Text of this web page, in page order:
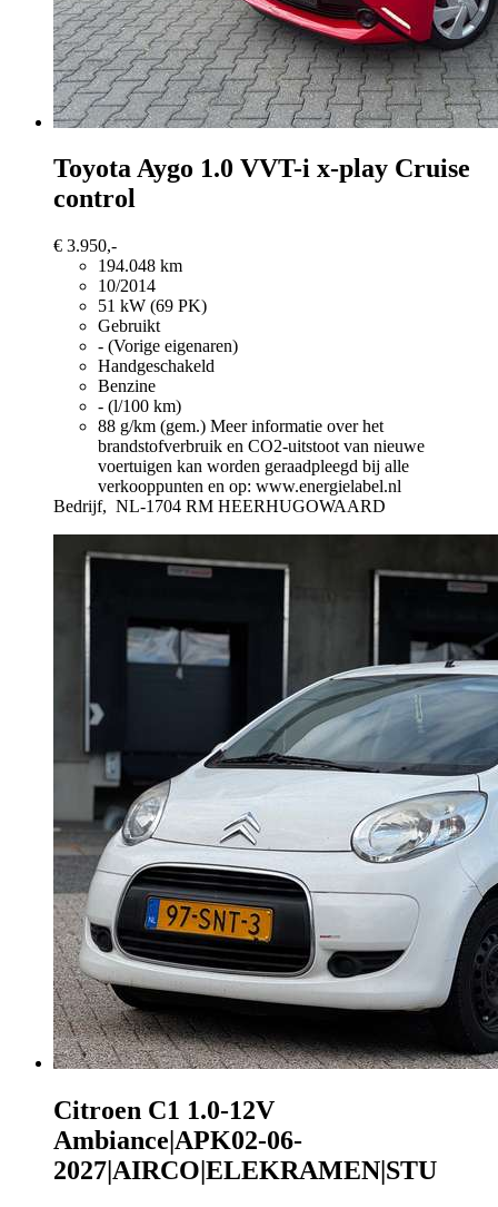
Toyota Aygo 1.0 VVT-i x-play Cruise
control
€ 3.950,-
194.048 km
10/2014
51 kW (69 PK)
Gebruikt
- (Vorige eigenaren)
Handgeschakeld
Benzine
- (l/100 km)
88 g/km (gem.) Meer informatie over het
brandstofverbruik en CO2-uitstoot van nieuwe
voertuigen kan worden geraadpleegd bij alle
verkooppunten en op: www.energielabel.nl
Bedrijf, NL-1704 RM HEERHUGOWAARD
Citroen C1 1.0-12V
Ambiance|APK02-06-
2027|AIRCO|ELEKRAMEN|STU